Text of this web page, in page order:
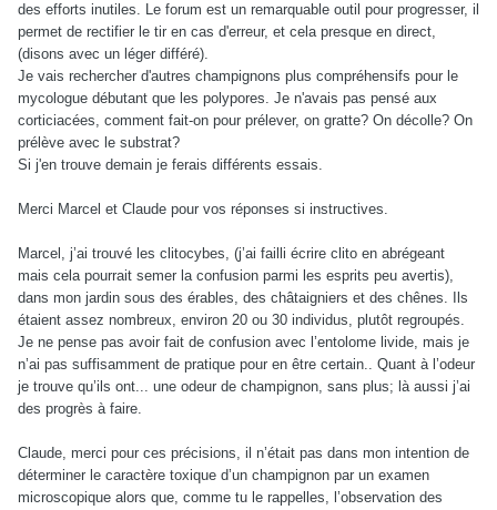
des efforts inutiles. Le forum est un remarquable outil pour progresser, il
permet de rectifier le tir en cas d'erreur, et cela presque en direct,
(disons avec un léger différé).
Je vais rechercher d'autres champignons plus compréhensifs pour le
mycologue débutant que les polypores. Je n'avais pas pensé aux
corticiacées, comment fait-on pour prélever, on gratte? On décolle? On
prélève avec le substrat?
Si j'en trouve demain je ferais différents essais.
Merci Marcel et Claude pour vos réponses si instructives.
Marcel, j’ai trouvé les clitocybes, (j’ai failli écrire clito en abrégeant
mais cela pourrait semer la confusion parmi les esprits peu avertis),
dans mon jardin sous des érables, des châtaigniers et des chênes. Ils
étaient assez nombreux, environ 20 ou 30 individus, plutôt regroupés.
Je ne pense pas avoir fait de confusion avec l’entolome livide, mais je
n’ai pas suffisamment de pratique pour en être certain.. Quant à l’odeur
je trouve qu’ils ont... une odeur de champignon, sans plus; là aussi j’ai
des progrès à faire.
Claude, merci pour ces précisions, il n’était pas dans mon intention de
déterminer le caractère toxique d’un champignon par un examen
microscopique alors que, comme tu le rappelles, l’observation des